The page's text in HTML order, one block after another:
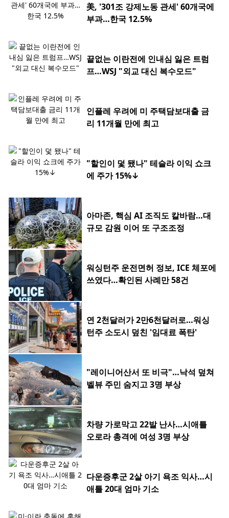
美, '301조 강제노동 관세' 60개국에
부과…한국 12.5%
끝없는 이란전에 인내심 잃은 트럼
프…WSJ "외교 대신 복수모드"
인플레 우려에 미 주택담보대출 금
리 11개월 만에 최고
"할인이 덫 됐나" 테슬라 이익 쇼크
에 주가 15%↓
아마존, 핵심 AI 조직도 칼바람…대
규모 감원 이어 또 구조조정
워싱턴주 운전면허 정보, ICE 체포에
쓰였다…확인된 사례만 58건
연 2천달러가 2만6천달러로…워싱
턴주 소도시 덮친 '임대료 폭탄'
"레이니어산서 또 비극"…낙석 덮쳐
벨뷰 주민 숨지고 3명 부상
차량 가로막고 22발 난사…시애틀
오로라 총격에 여성 3명 부상
다운증후군 2살 아기 욕조 익사…시
애틀 20대 엄마 기소